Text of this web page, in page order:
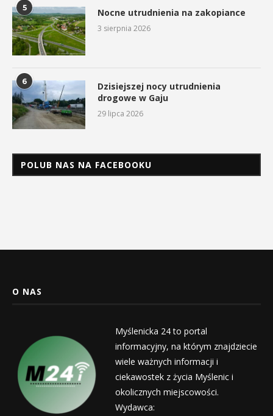
5 Nocne utrudnienia na zakopiance
3 sierpnia 2026
6
Dzisiejszej nocy utrudnienia
drogowe w Gaju
29 lipca 2026
POLUB NAS NA FACEBOOKU
O NAS
Myślenicka 24 to portal
informacyjny, na którym znajdziecie
wiele ważnych informacji i
ciekawostek z życia Myślenic i
okolicznych miejscowości.
Wydawca: